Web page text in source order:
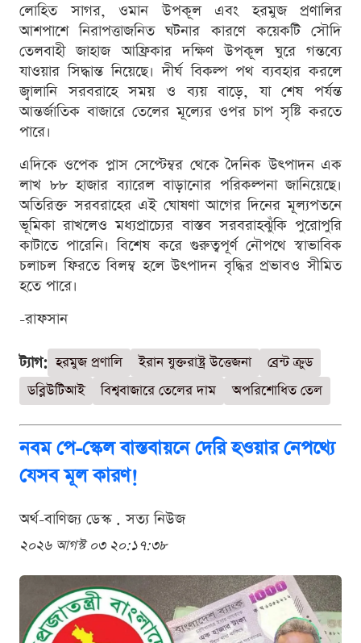
লোহিত সাগর, ওমান উপকূল এবং হরমুজ প্রণালির
আশপাশে নিরাপত্তাজনিত ঘটনার কারণে কয়েকটি সৌদি
তেলবাহী জাহাজ আফ্রিকার দক্ষিণ উপকূল ঘুরে গন্তব্যে
যাওয়ার সিদ্ধান্ত নিয়েছে। দীর্ঘ বিকল্প পথ ব্যবহার করলে
জ্বালানি সরবরাহে সময় ও ব্যয় বাড়ে, যা শেষ পর্যন্ত
আন্তর্জাতিক বাজারে তেলের মূল্যের ওপর চাপ সৃষ্টি করতে
পারে।
এদিকে ওপেক প্লাস সেপ্টেম্বর থেকে দৈনিক উৎপাদন এক
লাখ ৮৮ হাজার ব্যারেল বাড়ানোর পরিকল্পনা জানিয়েছে।
অতিরিক্ত সরবরাহের এই ঘোষণা আগের দিনের মূল্যপতনে
ভূমিকা রাখলেও মধ্যপ্রাচ্যের বাস্তব সরবরাহঝুঁকি পুরোপুরি
কাটাতে পারেনি। বিশেষ করে গুরুত্বপূর্ণ নৌপথে স্বাভাবিক
চলাচল ফিরতে বিলম্ব হলে উৎপাদন বৃদ্ধির প্রভাবও সীমিত
হতে পারে।
-রাফসান
ট্যাগ: হরমুজ প্রণালি ইরান যুক্তরাষ্ট্র উত্তেজনা
ব্রেন্ট ক্রুড
ডব্লিউটিআই
বিশ্ববাজারে তেলের দাম অপরিশোধিত তেল
নবম পে-স্কেল বাস্তবায়নে দেরি হওয়ার নেপথ্যে
যেসব মূল কারণ!
অর্থ-বাণিজ্য ডেস্ক . সত্য নিউজ
২০২৬ আগস্ট ০৩ ২০:১৭:৩৮